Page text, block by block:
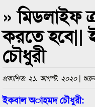
পুরস্কার বিতরণ সম্পন্ন
» মিডলাইফ
করতে হবে||
চৌধুরী
প্রকাশিত: ২১. আগস্ট. ২০২০ |
ইকবাল অাহমদ চৌধুরী: